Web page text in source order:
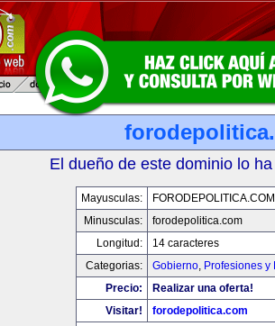
El dueño de este dominio lo
Mayusculas:
FORODEPOLITICA.COM
Minusculas:
forodepolitica.com
Longitud:
14 caracteres
Categorias:
Gobierno, Profesiones y
Precio:
Realizar una oferta!
Visitar!
forodepolitica.com